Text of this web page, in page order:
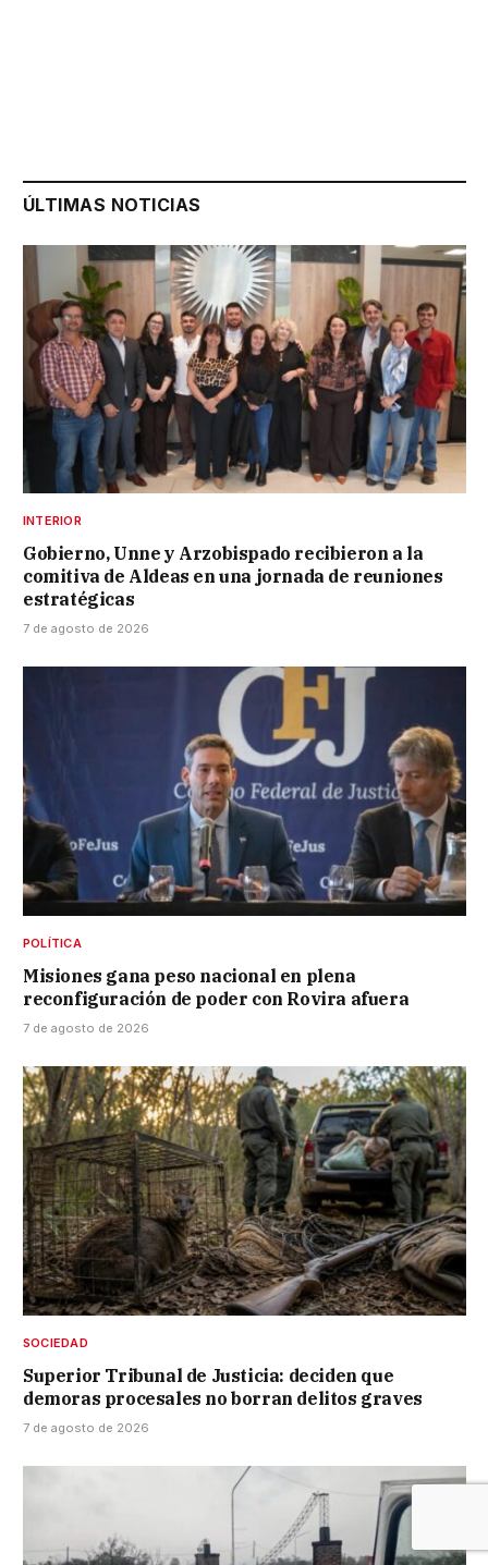
ÚLTIMAS NOTICIAS
INTERIOR
Gobierno, Unne y Arzobispado recibieron a la
comitiva de Aldeas en una jornada de reuniones
estratégicas
7 de agosto de 2026
POLÍTICA
Misiones gana peso nacional en plena
reconfiguración de poder con Rovira afuera
7 de agosto de 2026
SOCIEDAD
Superior Tribunal de Justicia: deciden que
demoras procesales no borran delitos graves
7 de agosto de 2026